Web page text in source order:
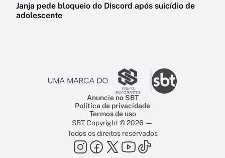
Janja pede bloqueio do Discord após suicídio de
adolescente
Anuncie no SBT
Política de privacidade
Termos de uso
SBT Copyright © 2026 —
Todos os direitos reservados